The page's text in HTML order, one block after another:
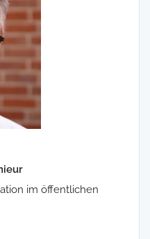
im öffentlichen